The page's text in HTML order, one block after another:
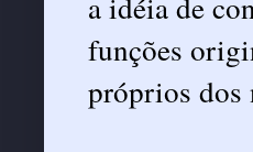
funções
próprios dos